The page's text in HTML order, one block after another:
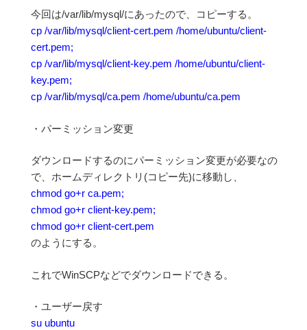
今回は/var/lib/mysql/にあったので、コピーする。
cp /var/lib/mysql/client-cert.pem /home/ubuntu/client-
cert.pem;
cp /var/lib/mysql/client-key.pem /home/ubuntu/client-
key.pem;
cp /var/lib/mysql/ca.pem /home/ubuntu/ca.pem
・パーミッション変更
ダウンロードするのにパーミッション変更が必要なの
で、ホームディレクトリ(コピー先)に移動し、
chmod go+r ca.pem;
chmod go+r client-key.pem;
chmod go+r client-cert.pem
のようにする。
これでWinSCPなどでダウンロードできる。
・ユーザー戻す
su ubuntu